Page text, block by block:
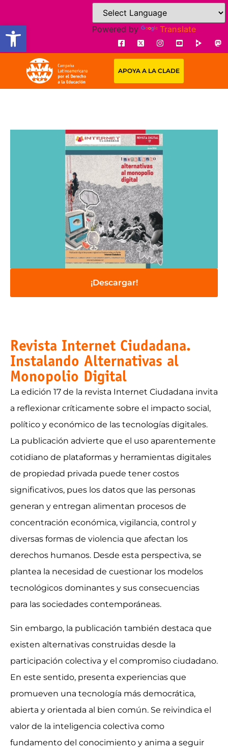
Open toolbarPowered by Translate
APOYA A LA CLADE
¡Descargar!
Revista Internet Ciudadana.
Instalando Alternativas al
Monopolio Digital
La edición 17 de la revista Internet Ciudadana invita
a reflexionar críticamente sobre el impacto social,
político y económico de las tecnologías digitales.
La publicación advierte que el uso aparentemente
cotidiano de plataformas y herramientas digitales
de propiedad privada puede tener costos
significativos, pues los datos que las personas
generan y entregan alimentan procesos de
concentración económica, vigilancia, control y
diversas formas de violencia que afectan los
derechos humanos. Desde esta perspectiva, se
plantea la necesidad de cuestionar los modelos
tecnológicos dominantes y sus consecuencias
para las sociedades contemporáneas.
Sin embargo, la publicación también destaca que
existen alternativas construidas desde la
participación colectiva y el compromiso ciudadano.
En este sentido, presenta experiencias que
promueven una tecnología más democrática,
abierta y orientada al bien común. Se reivindica el
valor de la inteligencia colectiva como
fundamento del conocimiento y anima a seguir